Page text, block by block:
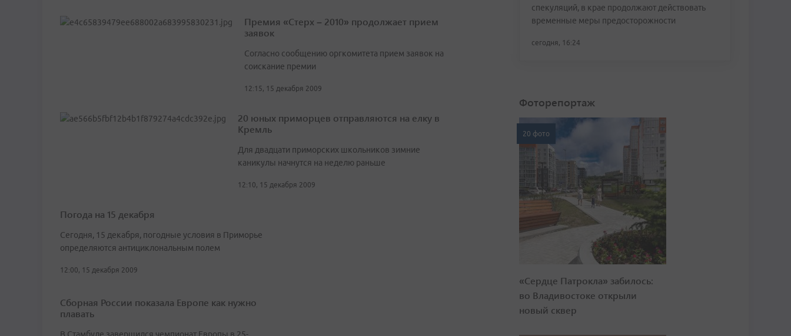
Премия «Стерх – 2010» продолжает прием
заявок
Согласно сообщению оргкомитета прием заявок на
соискание премии
12:15, 15 декабря 2009
20 юных приморцев отправляются на елку в
Кремль
Для двадцати приморских школьников зимние
каникулы начнутся на неделю раньше
12:10, 15 декабря 2009
Погода на 15 декабря
Сегодня, 15 декабря, погодные условия в Приморье
определяются антициклональным полем
12:00, 15 декабря 2009
Сборная России показала Европе как нужно
плавать
спекуляций, в крае продолжают действовать
временные меры предосторожности
сегодня, 16:24
Фоторепортаж
20 фото
«Сердце Патрокла» забилось:
во Владивостоке открыли
новый сквер